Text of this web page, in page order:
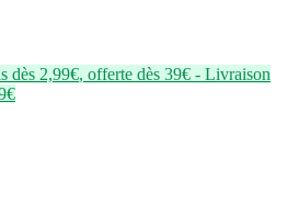
dès 2,99€, offerte dès 39€ - Livraison